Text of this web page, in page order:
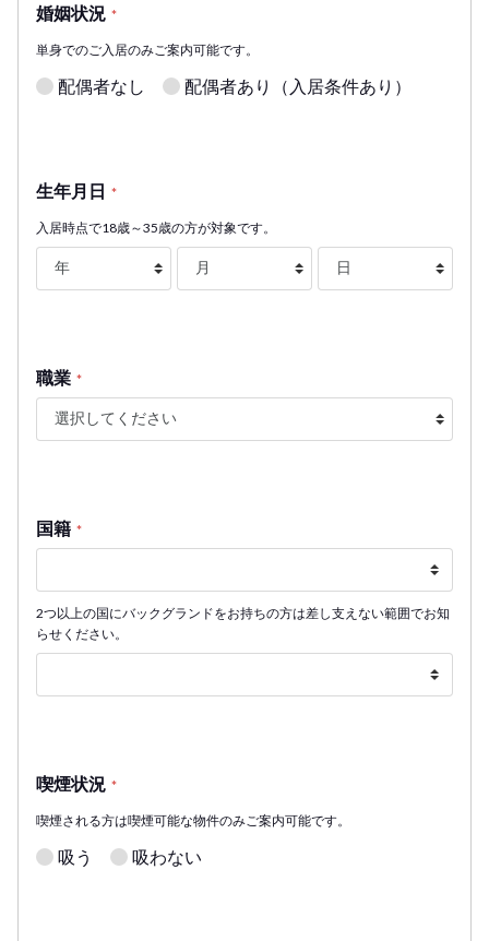
婚姻状況 *
単身でのご入居のみご案内可能です。
配偶者なし 配偶者あり（入居条件あり）
生年月日 *
入居時点で18歳～35歳の方が対象です。
職業 *
国籍 *
2つ以上の国にバックグランドをお持ちの方は差し支えない範囲でお知
らせください。
喫煙状況 *
喫煙される方は喫煙可能な物件のみご案内可能です。
吸う 吸わない